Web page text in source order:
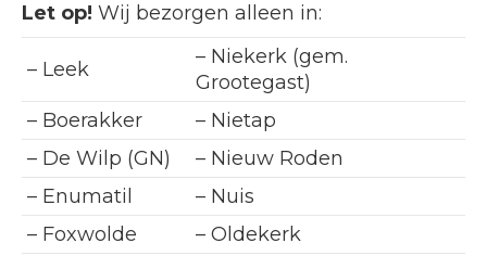
Let op! Wij bezorgen alleen in:
– Leek
– Niekerk (gem.
Grootegast)
– Boerakker
– Nietap
– De Wilp (GN)
– Nieuw Roden
– Enumatil
– Nuis
– Foxwolde
– Oldekerk